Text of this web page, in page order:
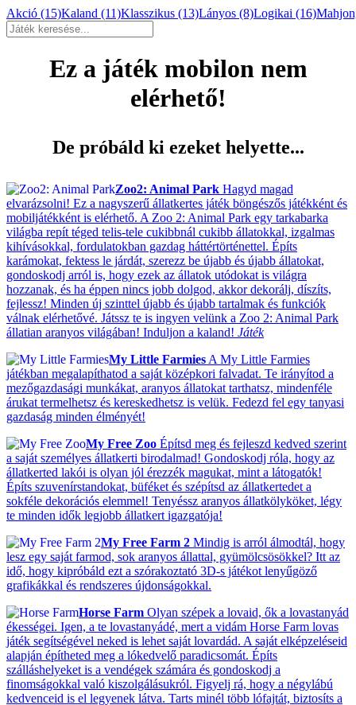
Akció (15)Kaland (11)Klasszikus (13)Lányos (8)Logikai (16)
Ez a játék mobilon nem
elérhető!
De próbáld ki ezeket helyette...
Zoo2: Animal Park Hagyd magad
elvarázsolni! Ez a nagyszerű állatkertes játék böngészős játékként és
mobiljátékként is elérhető. A Zoo 2: Animal Park egy tarkabarka
világba repít téged telis-tele cukibbnál cukibb állatokkal, izgalmas
kihívásokkal, fordulatokban gazdag háttértörténettel. Építs
karámokat, fektess le járdát, szerezz be újabb és újabb állatokat,
gondoskodj arról is, hogy ezek az állatok utódokat is világra
hozzanak, és ha éppen nincs jobb dolgod, akkor dekorálj, díszíts,
fejlessz! Minden új szinttel újabb és újabb tartalmak és funkciók
válnak elérhetővé. Játssz te is ingyen velünk a Zoo 2: Animal Park
állatian aranyos világában! Induljon a kaland! Játék
My Little Farmies A My Little Farmies
játékban megalapíthatod a saját középkori falvadat. Te irányítod a
mezőgazdasági munkákat, aranyos állatokat tarthatsz, mindenféle
árukat termelhetsz és kereskedhetsz is velük. Fedezd fel egy tanyasi
gazdaság minden élményét!
My Free Zoo Építsd meg és fejleszd kedved szerint
a saját személyes állatkerti birodalmad! Gondoskodj róla, hogy az
állatkerted lakói is olyan jól érezzék magukat, mint a látogatók!
Építs szuvenírstandokat, büféket és szépítsd az állatkertedet a
sokféle dekorációs elemmel! Tenyéssz aranyos állatkölyköket, légy
te minden idők legjobb állatkert igazgatója!
My Free Farm 2 Mindig is arról álmodtál, hogy
lesz egy saját farmod, sok aranyos állattal, gyümölcsösökkel? Itt az
idő, hogy kipróbáld ezt a szórakoztató 3D-s játékot lenyűgöző
grafikákkal és rendszeres újdonságokkal.
Horse Farm Olyan szépek a lovaid, ők a lovastanyád
ékességei. Igen, a te lovastanyádé, mert a vidám Horse Farm lovas
játék segítségével neked is lehet saját lovardád. A saját elképzeléseid
alapján építheted meg a lókedvelő paradicsomát. Építs
szálláshelyeket is a vendégek számára és gondoskodj a
finomságokkal való kiszolgálásukról. Figyelj rá, hogy a négylábú
kedvenceid is el legyenek látva. Tarts minél több lófajtát, biztosíts a